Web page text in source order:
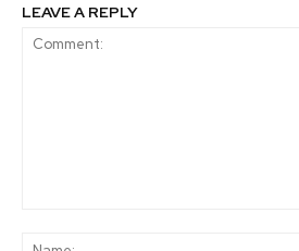
LEAVE A REPLY